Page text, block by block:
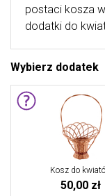
postaci kosza
dodatki do
Wybierz dodatek
Kosz do
50,00 zł